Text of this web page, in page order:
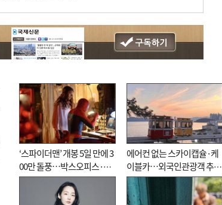
‘스파이더맨’ 개봉 5일 만에 3
00만 돌풍…박스오피스·예
매율 동시 1위
에어컨 없는 스카이캡슐·케
이블카…외국인관광객 추억
대신 고역 될라